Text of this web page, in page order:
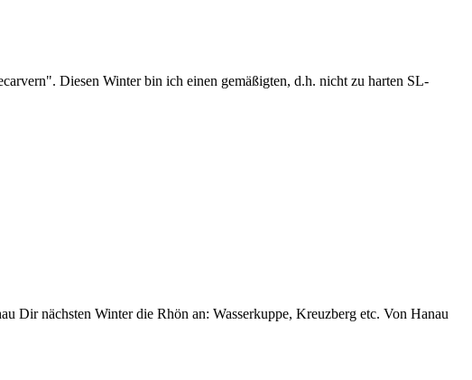
Diesen Winter bin ich einen gemäßigten, d.h. nicht zu harten SL-
Dir nächsten Winter die Rhön an: Wasserkuppe, Kreuzberg etc. Von Hanau